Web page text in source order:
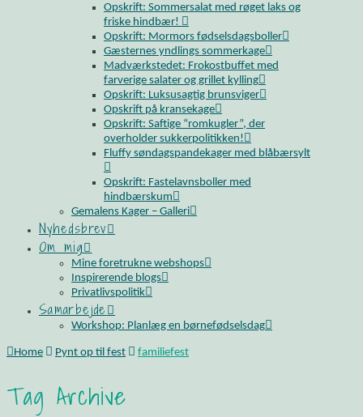
Opskrift: Sommersalat med røget laks og
friske hindbær!
Opskrift: Mormors fødselsdagsboller
Gæsternes yndlings sommerkage
Madværkstedet: Frokostbuffet med
farverige salater og grillet kylling
Opskrift: Luksusagtig brunsviger
Opskrift på kransekage
Opskrift: Saftige “romkugler”, der
overholder sukkerpolitikken!
Fluffy søndagspandekager med blåbærsylt
Opskrift: Fastelavnsboller med
hindbærskum
Gemalens Kager – Galleri
Nyhedsbrev
Om mig
Mine foretrukne webshops
Inspirerende blogs
Privatlivspolitik
Samarbejde
Workshop: Planlæg en børnefødselsdag
Home Pynt op til fest familiefest
Tag Archive